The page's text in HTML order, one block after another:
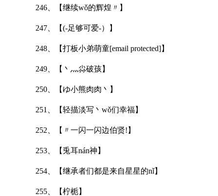
246、【继续wǒ的辉煌〃】
247、【(-足够可爱-）】
248、【打板小弟萌童[email protected]】
249、【丶灬尛破孩】
250、【ゆ小熊肉肉丶】
251、【轻描淡写丶wǒ们幸福】
252、【〃一闪一闪边伯贤!】
253、【兎耳nán神】
254、【继承者们都是来自星星的nǐ】
255、【柠栀】